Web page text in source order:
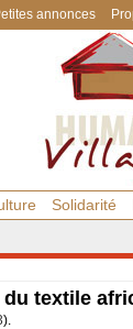
annonces
Solidarité
textile
).